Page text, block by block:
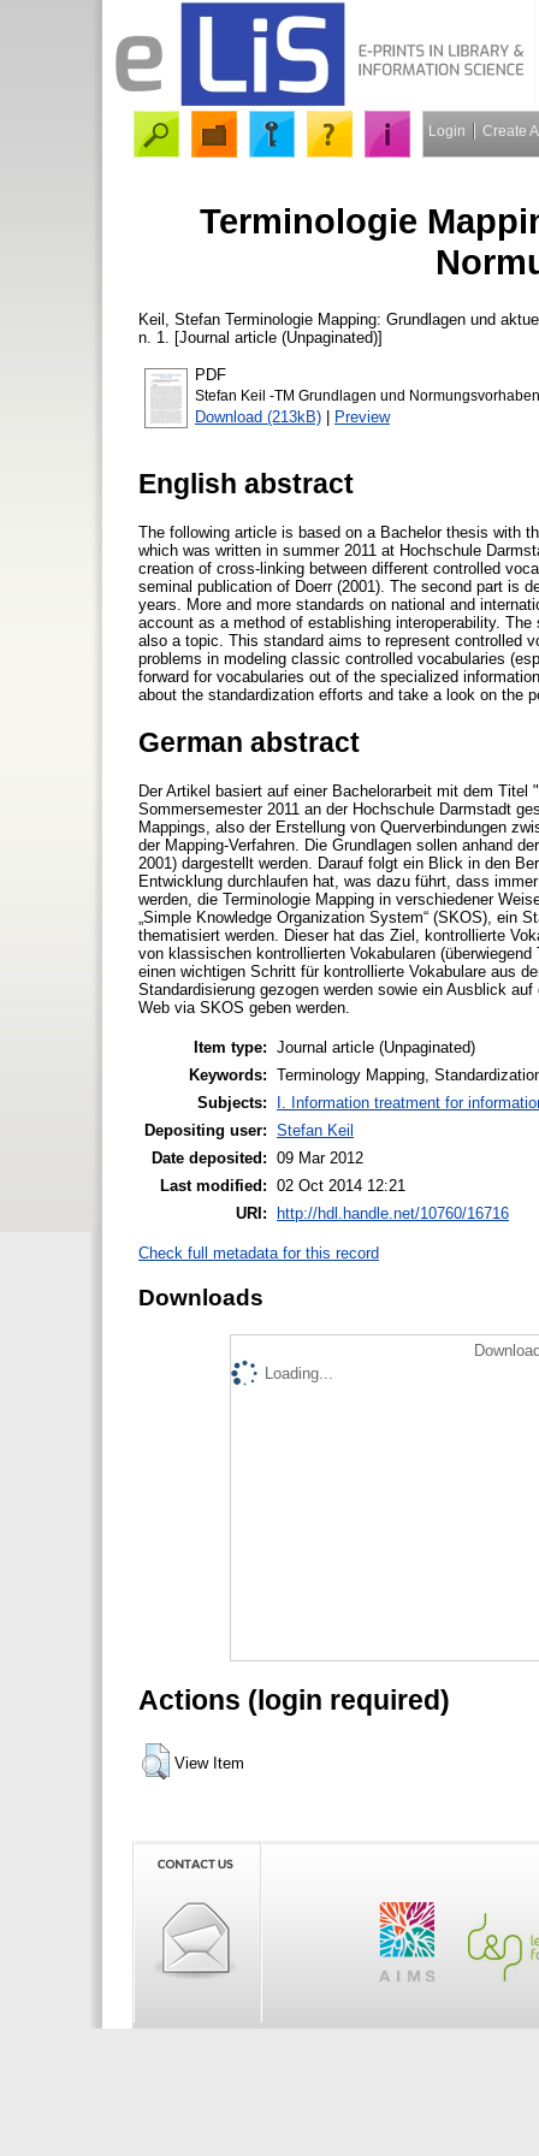
Login Create
Terminologie
Keil, Stefan Terminologie Mapping: Grundlagen und
n. 1. [Journal article (Unpaginated)]
PDF
Stefan Keil -TM Grundlagen und
Download (213kB) | Preview
English abstract
The following article is based on a Bachelor thesis with
which was written in summer 2011 at Hochschule
creation of cross-linking between different controlled
seminal publication of Doerr (2001). The second part is
years. More and more standards on national and
account as a method of establishing interoperability.
also a topic. This standard aims to represent controlled
problems in modeling classic controlled vocabularies
forward for vocabularies out of the specialized
about the standardization efforts and take a look on the
German abstract
Der Artikel basiert auf einer Bachelorarbeit mit dem
Sommersemester 2011 an der Hochschule Darmstadt
Mappings, also der Erstellung von Querverbindungen
der Mapping-Verfahren. Die Grundlagen sollen anhand
2001) dargestellt werden. Darauf folgt ein Blick in den
Entwicklung durchlaufen hat, was dazu führt, dass
werden, die Terminologie Mapping in verschiedener
„Simple Knowledge Organization System“ (SKOS), ein
thematisiert werden. Dieser hat das Ziel, kontrollierte
von klassischen kontrollierten Vokabularen
einen wichtigen Schritt für kontrollierte Vokabulare aus
Standardisierung gezogen werden sowie ein Ausblick
Web via SKOS geben werden.
Item type: Journal article (Unpaginated)
Keywords: Terminology Mapping,
Subjects:
I. Information treatment for
Depositing user: Stefan Keil
Date deposited: 09 Mar 2012
Last modified: 02 Oct 2014 12:21
URI:
http://hdl.handle.net/10760/16716
Check full metadata for this record
Downloads
Loading...
Actions (login required)
View Item